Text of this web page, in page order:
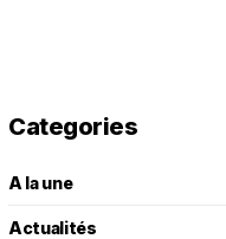
Categories
A la une
Actualités